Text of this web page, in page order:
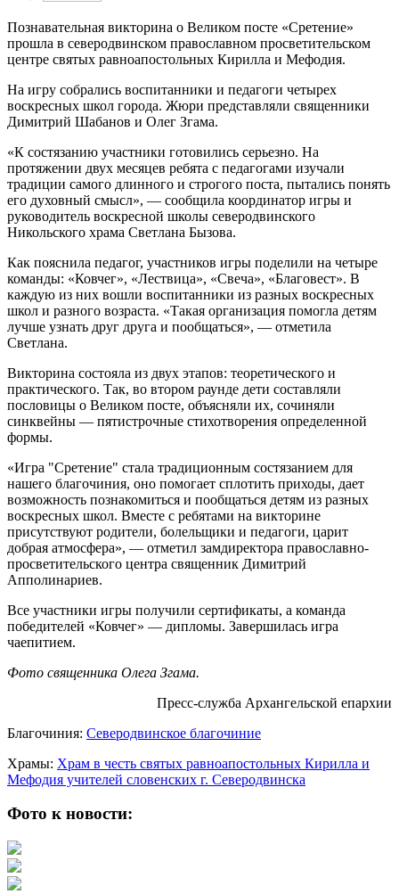
Познавательная викторина о Великом посте «Сретение»
прошла в северодвинском православном просветительском
центре святых равноапостольных Кирилла и Мефодия.
На игру собрались воспитанники и педагоги четырех
воскресных школ города. Жюри представляли священники
Димитрий Шабанов и Олег Згама.
«К состязанию участники готовились серьезно. На
протяжении двух месяцев ребята с педагогами изучали
традиции самого длинного и строгого поста, пытались понять
его духовный смысл», — сообщила координатор игры и
руководитель воскресной школы северодвинского
Никольского храма Светлана Бызова.
Как пояснила педагог, участников игры поделили на четыре
команды: «Ковчег», «Лествица», «Свеча», «Благовест». В
каждую из них вошли воспитанники из разных воскресных
школ и разного возраста. «Такая организация помогла детям
лучше узнать друг друга и пообщаться», — отметила
Светлана.
Викторина состояла из двух этапов: теоретического и
практического. Так, во втором раунде дети составляли
пословицы о Великом посте, объясняли их, сочиняли
синквейны — пятистрочные стихотворения определенной
формы.
«Игра "Сретение" стала традиционным состязанием для
нашего благочиния, оно помогает сплотить приходы, дает
возможность познакомиться и пообщаться детям из разных
воскресных школ. Вместе с ребятами на викторине
присутствуют родители, болельщики и педагоги, царит
добрая атмосфера», — отметил замдиректора православно-
просветительского центра священник Димитрий
Апполинариев.
Все участники игры получили сертификаты, а команда
победителей «Ковчег» — дипломы. Завершилась игра
чаепитием.
Фото священника Олега Згама.
Пресс-служба Архангельской епархии
Благочиния: Северодвинское благочиние
Храмы: Храм в честь святых равноапостольных Кирилла и
Мефодия учителей словенских г. Северодвинска
Фото к новости: